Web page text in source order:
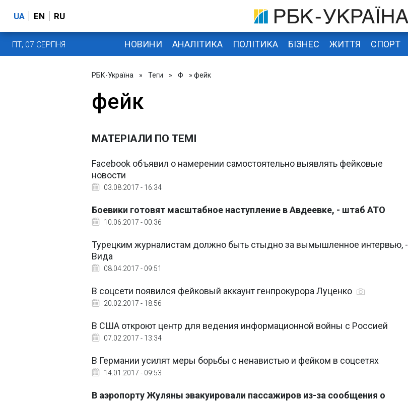
UA EN RU
ПТ, 07 СЕРПНЯ НОВИНИ АНАЛІТИКА ПОЛІТИКА БІЗНЕС ЖИТТЯ СПОРТ
РБК-Україна » Теги » Ф » фейк
фейк
МАТЕРІАЛИ ПО ТЕМІ
Facebook объявил о намерении самостоятельно выявлять фейковые
новости
03.08.2017 - 16:34
Боевики готовят масштабное наступление в Авдеевке, - штаб АТО
10.06.2017 - 00:36
Турецким журналистам должно быть стыдно за вымышленное интервью, -
Вида
08.04.2017 - 09:51
В соцсети появился фейковый аккаунт генпрокурора Луценко
20.02.2017 - 18:56
В США откроют центр для ведения информационной войны с Россией
07.02.2017 - 13:34
В Германии усилят меры борьбы с ненавистью и фейком в соцсетях
14.01.2017 - 09:53
В аэропорту Жуляны эвакуировали пассажиров из-за сообщения о